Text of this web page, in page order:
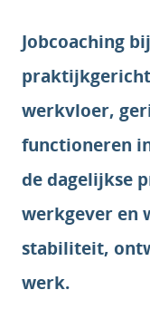
Jobcoaching
werkvloer,
functioneren
de dagelijkse
werkgever en
stabiliteit,
werk.